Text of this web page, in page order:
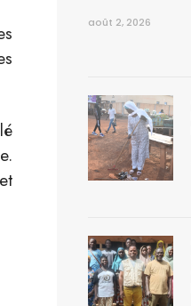
août 2, 2026